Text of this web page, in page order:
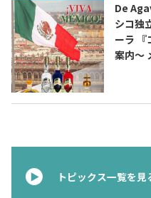
De
シコ独
ーラ
案内〜
トピックス一覧を見